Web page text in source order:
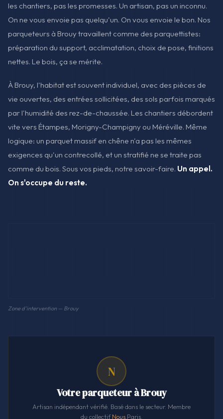
les chantiers, pas les promesses. Un artisan, pas un inconnu.
On ne vous envoie pas quelqu'un. On vous envoie le bon. Nos
parqueteurs à Brouy travaillent comme des parquettistes:
préparation du support, acclimatation, choix de pose, finitions
nettes. Le bois, ça se mérite.
À Brouy, l'habitat est souvent individuel, avec des pièces de
vie ouvertes, des entrées sollicitées, des sols parfois marqués
par l'humidité des rez-de-chaussée. Les chantiers débordent
vite vers Étampes, Morigny-Champigny ou Méréville. Même
logique: un parquet massif en chêne n'a pas les mêmes
exigences qu'un contrecollé, et un stratifié ne se traite pas
comme du bois. Sous vos pieds, notre savoir-faire. Un appel.
On s'occupe du reste.
Zone d'intervention — Brouy
N
Votre parqueteur à Brouy
Artisan indépendant vérifié. Basé dans le secteur. Membre
du collectifNous .Paris.